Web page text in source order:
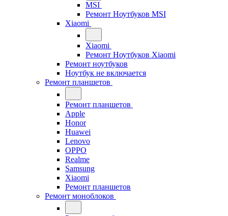
MSI
Ремонт Ноутбуков MSI
Xiaomi
Xiaomi
Ремонт Ноутбуков Xiaomi
Ремонт ноутбуков
Ноутбук не включается
Ремонт планшетов
Ремонт планшетов
Apple
Honor
Huawei
Lenovo
OPPO
Realme
Samsung
Xiaomi
Ремонт планшетов
Ремонт моноблоков